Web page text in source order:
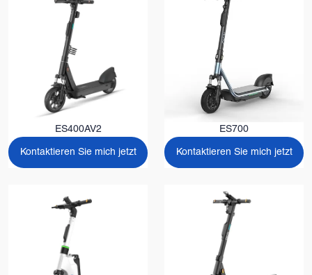
ES400AV2
Kontaktieren Sie mich jetzt
ES700
Kontaktieren Sie mich jetzt